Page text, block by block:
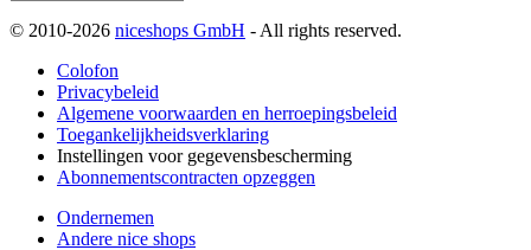
© 2010-2026 niceshops GmbH - All rights reserved.
Colofon
Privacybeleid
Algemene voorwaarden en herroepingsbeleid
Toegankelijkheidsverklaring
Instellingen voor gegevensbescherming
Abonnementscontracten opzeggen
Ondernemen
Andere nice shops